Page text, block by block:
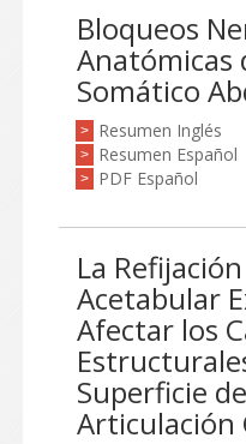
Bloqueos
Anatómicas
Somático
> Resumen Inglés
> Resumen Español
> PDF Español
La
Acetabular
Afectar los
Superficie
Articulación